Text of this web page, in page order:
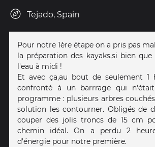
Tejado, Spain
Pour notre 1ère étape on a pris pas
la préparation des kayaks,si bien
l'eau à midi !
Et avec ça,au bout de seulement 1
confronté à un barrrage qui
programme : plusieurs arbres
solution les contourner. Obligés de
couper des jolis troncs de 15 cm
chemin idéal. On a perdu 2
d'énergie pour notre première.